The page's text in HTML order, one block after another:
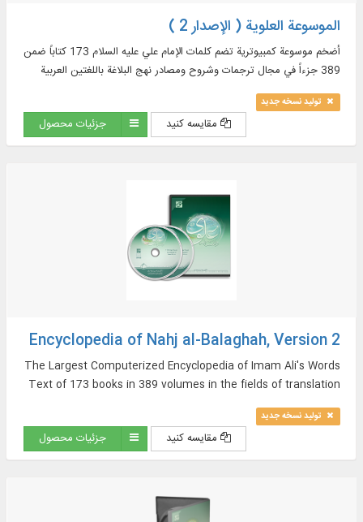
الموسوعة العلوية ( الإصدار 2 )
أضخم موسوعة كمبيوترية تضم كلمات الإمام علي عليه السلام 173 کتاباً ضمن
389 جزءاً في مجال ترجمات وشروح ومصادر نهج البلاغة باللغتين العربية
والفارسية...
تولید نسخه جدید
مقایسه کنید جزئیات محصول
Encyclopedia of Nahj al-Balaghah, Version 2
The Largest Computerized Encyclopedia of Imam Ali's Words
Text of 173 books in 389 volumes in the fields of translation
and commentary as well as sources of Nahj al-Balaghah in
Arabic and Persian, And More…
تولید نسخه جدید
مقایسه کنید جزئیات محصول